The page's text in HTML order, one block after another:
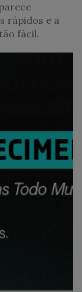
rápidos e a
fácil.